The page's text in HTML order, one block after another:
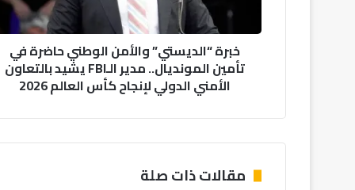
د
”
أ
خبرة “الديستي” والأمن الوطني حاضرة في
تأمين المونديال.. مدير الـFBI يشيد بالتعاون
الأمني الدولي لإنجاح كأس العالم 2026
مقالات ذات صلة